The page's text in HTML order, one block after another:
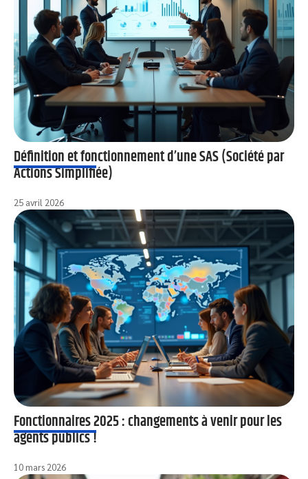
Définition et fonctionnement d’une SAS (Société par
Actions Simplifiée)
25 avril 2026
Fonctionnaires 2025 : changements à venir pour les
agents publics !
10 mars 2026